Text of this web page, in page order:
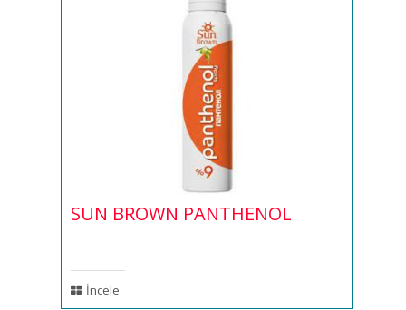
SUN BROWN PANTHENOL
İncele